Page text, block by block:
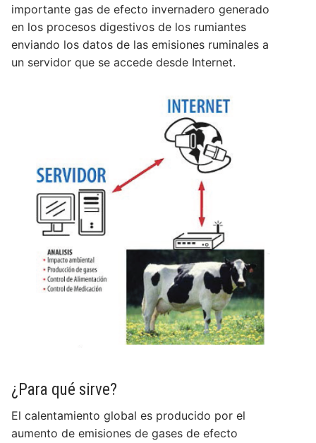
importante gas de efecto invernadero generado
en los procesos digestivos de los rumiantes
enviando los datos de las emisiones ruminales a
un servidor que se accede desde Internet.
¿Para qué sirve?
El calentamiento global es producido por el
aumento de emisiones de gases de efecto